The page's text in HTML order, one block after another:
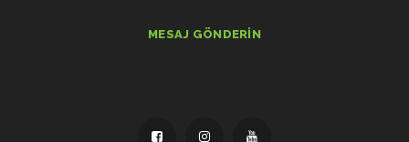
MESAJ GÖNDERIN